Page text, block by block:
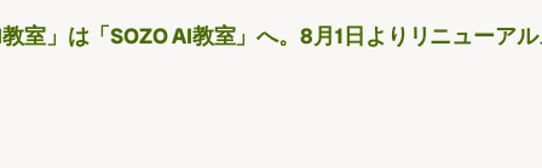
室」は「SOZO AI教室」へ。8月1日よりリニューア